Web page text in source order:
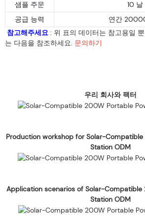
샘플 주문
10 날
공급 능력
연간
참고해주세요 : 위 표의 데이터는 참고용일
는 다음을 참조하세요. 문의하기
우리 회사와 팩터
Production workshop for Solar-
Station ODM
Application scenarios of Solar-Compatible
Station ODM